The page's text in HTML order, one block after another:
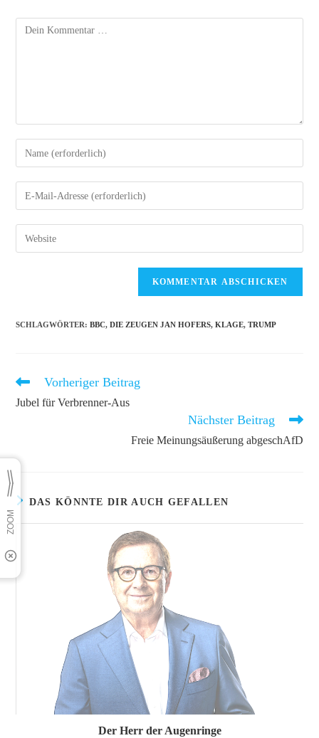
Kommentar
Gib
deinen
Namen
oder
zum
Kommentieren
Gib
deine
E-
Mail-
Gib
deine
(optional)
SCHLAGWÖRTER:BBC, DIE ZEUGEN JAN HOFERS, KLAGE, TRUMP
Weitere
ansehen
Vorheriger Beitrag
Jubel für Verbrenner-Aus
Nächster Beitrag
Freie Meinungsäußerung abgeschAfD
DAS KÖNNTE DIR AUCH GEFALLEN
Der Herr der Augenringe